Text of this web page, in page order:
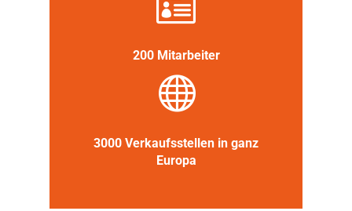
200 Mitarbeiter

3000 Verkaufsstellen in ganz
Europa